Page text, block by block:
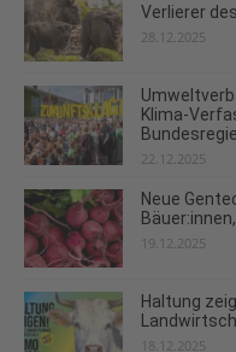
Verlierer
28.12.2025
Klima-
22.12.2025
Neue
19.12.2025
Haltung
18.12.2025